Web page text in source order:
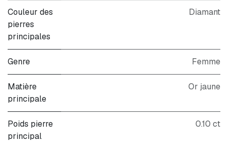
Couleur des
pierres
principales
Diamant
Genre Femme
Matière
principale
Or jaune
Poids pierre
principal
0.10 ct